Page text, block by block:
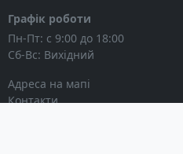
Водонепроникність: Ні
Картографія
Попередньо: Є
Базова карта: Світ
Мапа України: Є
Графік роботи
Пн-Пт: с 9:00 до 18:00
Сб-Вс: Вихідний
Адреса на мапі
Контакти